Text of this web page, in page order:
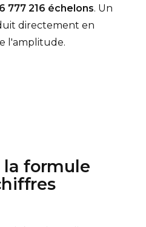
777 216 échelons. Un
directement en
l'amplitude.
la formule